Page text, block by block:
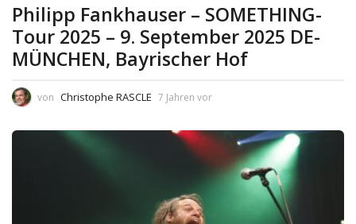
Philipp Fankhauser – SOMETHING-
Tour 2025 – 9. September 2025 DE-
MÜNCHEN, Bayrischer Hof
von Christophe RASCLE 7 Jahren vor